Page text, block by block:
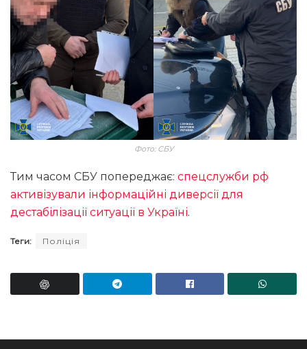
Фото: СБУ
Тим часом СБУ попереджає: спецслужби рф
активізували інформаційні диверсії для
дестабілізації ситуації в Україні.
Теги: Поліція